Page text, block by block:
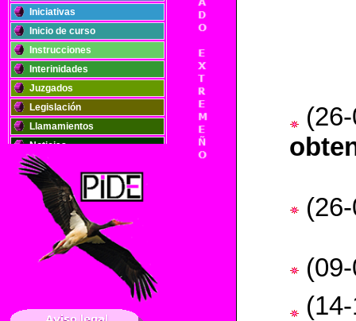
Iniciativas
Inicio de curso
Instrucciones
Interinidades
Juzgados
Legislación
Llamamientos
Noticias
Oposiciones
Plantillas
Publicaciones
Registros
Retribuciones
Solidaridad